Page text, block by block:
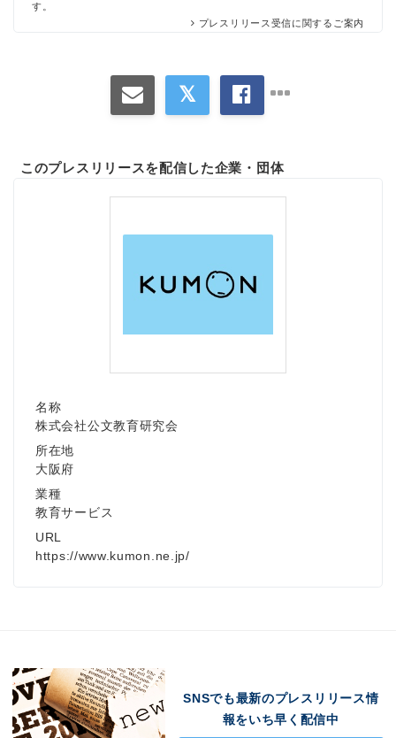
す。
プレスリリース受信に関するご案内
このプレスリリースを配信した企業・団体
名称
株式会社公文教育研究会
所在地
大阪府
業種
教育サービス
URL
https://www.kumon.ne.jp/
SNSでも最新のプレスリリース情
報をいち早く配信中